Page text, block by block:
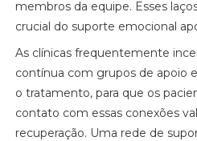
membros da equipe. Esses
crucial do suporte emocional
As clínicas frequentemente
contínua com grupos de apoio
o tratamento, para que os
contato com essas conexões
recuperação. Uma rede de